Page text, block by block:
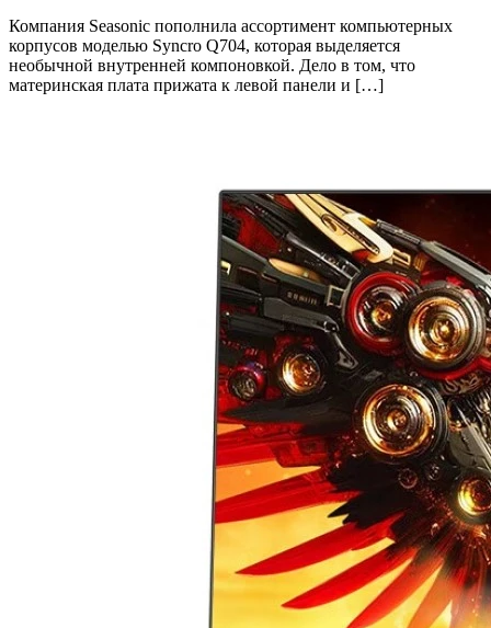
Компания Seasonic пополнила ассортимент компьютерных
корпусов моделью Syncro Q704, которая выделяется
необычной внутренней компоновкой. Дело в том, что
материнская плата прижата к левой панели и […]